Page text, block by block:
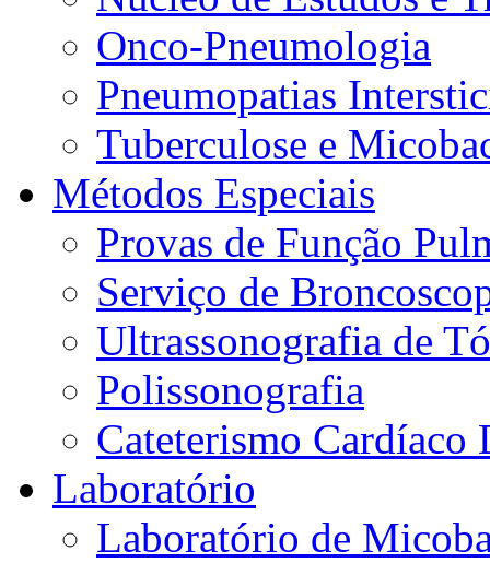
Onco-Pneumologia
Pneumopatias
Tuberculose e
Métodos Especiais
Provas de Função
Serviço de
Ultrassonografia de
Polissonografia
Cateterismo Cardíaco
Laboratório
Laboratório de